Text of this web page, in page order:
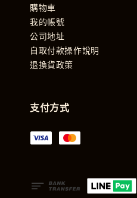
購物車
我的帳號
公司地址
自取付款操作說明
退換貨政策
支付方式